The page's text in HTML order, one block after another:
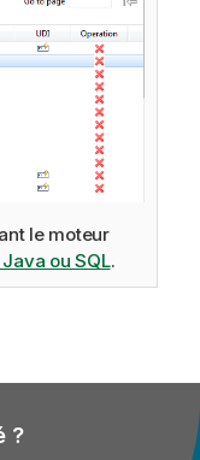
le moteur
ou SQL.
?